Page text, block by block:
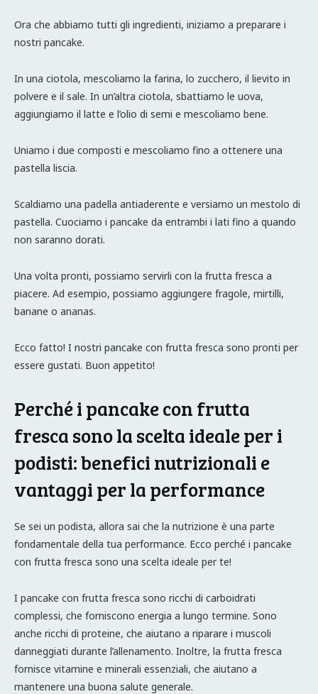
Ora che abbiamo tutti gli ingredienti, iniziamo a preparare i
nostri pancake.
In una ciotola, mescoliamo la farina, lo zucchero, il lievito in
polvere e il sale. In un’altra ciotola, sbattiamo le uova,
aggiungiamo il latte e l’olio di semi e mescoliamo bene.
Uniamo i due composti e mescoliamo fino a ottenere una
pastella liscia.
Scaldiamo una padella antiaderente e versiamo un mestolo di
pastella. Cuociamo i pancake da entrambi i lati fino a quando
non saranno dorati.
Una volta pronti, possiamo servirli con la frutta fresca a
piacere. Ad esempio, possiamo aggiungere fragole, mirtilli,
banane o ananas.
Ecco fatto! I nostri pancake con frutta fresca sono pronti per
essere gustati. Buon appetito!
Perché i pancake con frutta
fresca sono la scelta ideale per i
podisti: benefici nutrizionali e
vantaggi per la performance
Se sei un podista, allora sai che la nutrizione è una parte
fondamentale della tua performance. Ecco perché i pancake
con frutta fresca sono una scelta ideale per te!
I pancake con frutta fresca sono ricchi di carboidrati
complessi, che forniscono energia a lungo termine. Sono
anche ricchi di proteine, che aiutano a riparare i muscoli
danneggiati durante l’allenamento. Inoltre, la frutta fresca
fornisce vitamine e minerali essenziali, che aiutano a
mantenere una buona salute generale.